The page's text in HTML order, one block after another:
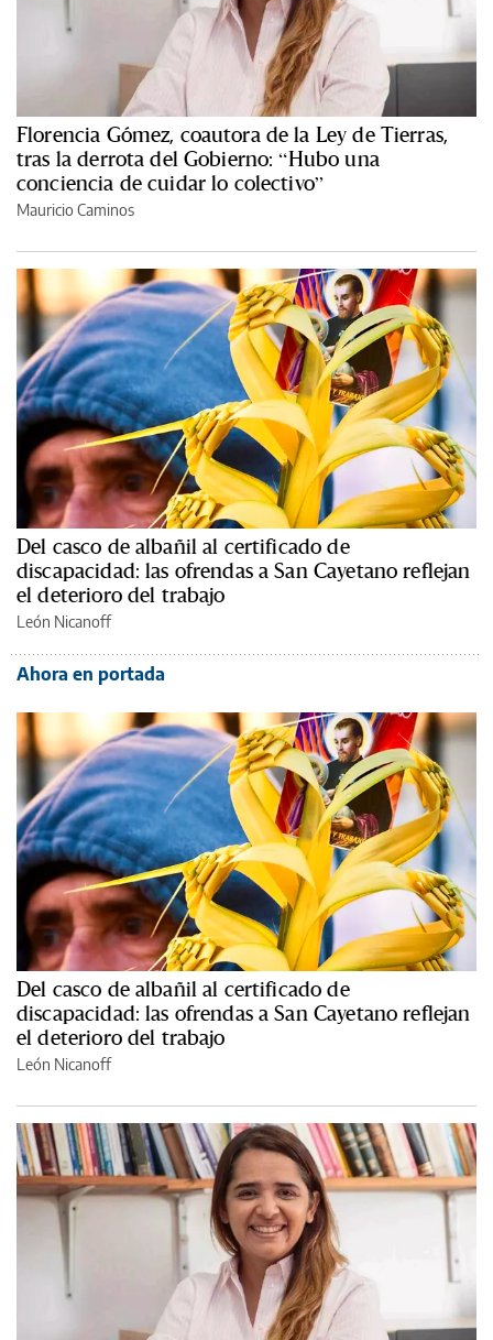
Florencia Gómez, coautora de la Ley de Tierras,
tras la derrota del Gobierno: “Hubo una
conciencia de cuidar lo colectivo”
Mauricio Caminos
Del casco de albañil al certificado de
discapacidad: las ofrendas a San Cayetano reflejan
el deterioro del trabajo
León Nicanoff
Ahora en portada
Del casco de albañil al certificado de
discapacidad: las ofrendas a San Cayetano reflejan
el deterioro del trabajo
León Nicanoff